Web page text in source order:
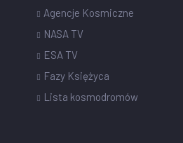
Agencje Kosmiczne
NASA TV
ESA TV
Fazy Księżyca
Lista kosmodromów